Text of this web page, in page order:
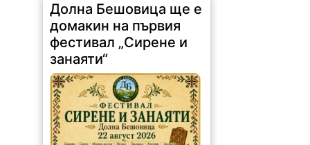
Долна Бешовица ще е
домакин на първия
фестивал „Сирене и
занаяти“